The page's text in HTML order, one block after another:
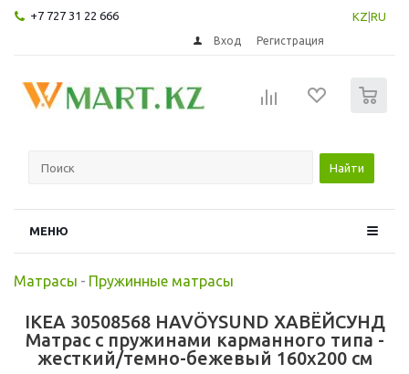
+7 727 31 22 666 KZ RU
Вход Регистрация
Найти
МЕНЮ
Матрасы - Пружинные матрасы
IKEA 30508568 HAVÖYSUND ХАВЁЙСУНД
Матрас с пружинами карманного типа -
жесткий/темно-бежевый 160x200 см